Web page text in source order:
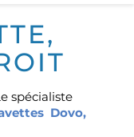
spécialiste
Dovo,